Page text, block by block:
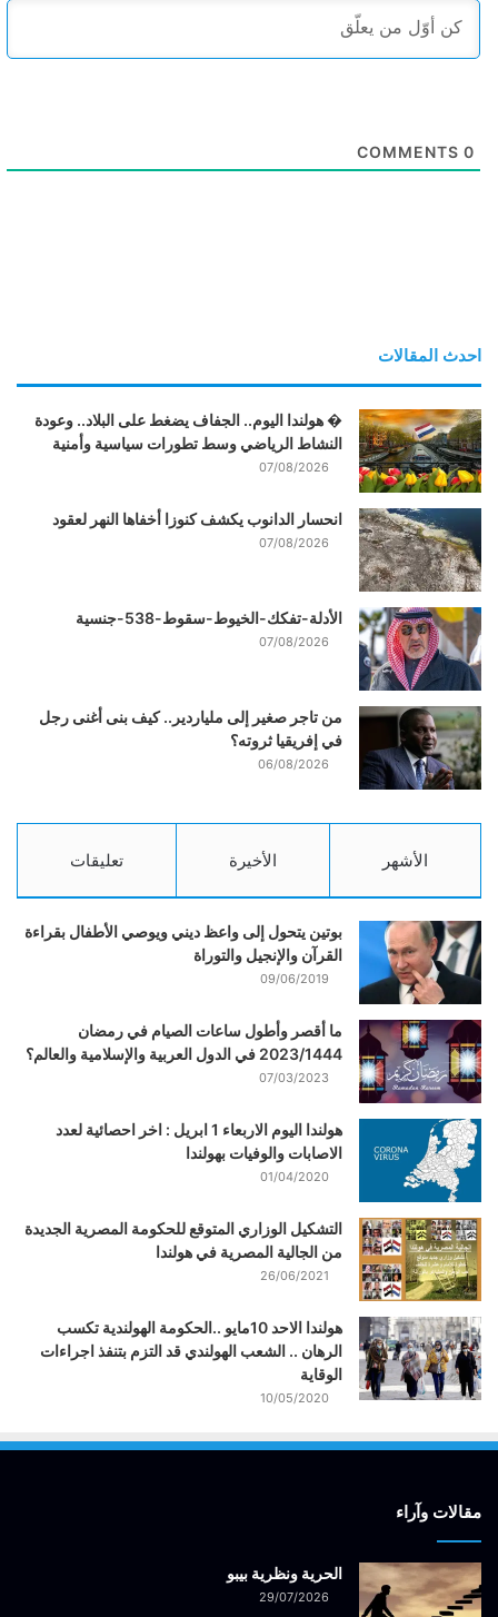
0
احدث المقالات
� هولندا اليوم.. الجفاف يضغط على البلاد.. وعودة
النشاط الرياضي وسط تطورات سياسية وأمنية
07/08/2026
انحسار الدانوب يكشف كنوزا أخفاها النهر لعقود
07/08/2026
الأدلة-تفكك-الخيوط-سقوط-538-جنسية
07/08/2026
من تاجر صغير إلى ملياردير.. كيف بنى أغنى رجل
في إفريقيا ثروته؟
06/08/2026
الأشهر الأخيرة تعليقات
بوتين يتحول إلى واعظ ديني ويوصي الأطفال بقراءة
القرآن والإنجيل والتوراة
09/06/2019
ما أقصر وأطول ساعات الصيام في رمضان
2023/1444 في الدول العربية والإسلامية والعالم؟
07/03/2023
هولندا اليوم الاربعاء 1 ابريل : اخر احصائية لعدد
الاصابات والوفيات بهولندا
01/04/2020
التشكيل الوزاري المتوقع للحكومة المصرية الجديدة
من الجالية المصرية في هولندا
26/06/2021
هولندا الاحد 10مايو ..الحكومة الهولندية تكسب
الرهان .. الشعب الهولندي قد التزم بتنفذ اجراءات
الوقاية
10/05/2020
مقالات وآراء
الحرية ونظرية بيبو
29/07/2026